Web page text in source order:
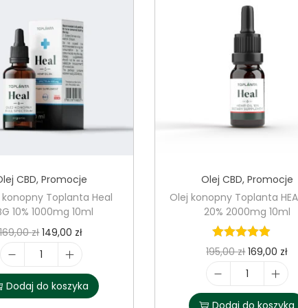
CBD, Promocje
konopny Toplanta Heal
10% 1000mg 10ml
169,00złP
i
e
r
149,00 złA
t
u
l
o
Dodaj do koszyka
Olej CBD, Promocje
Olej konopny Toplanta
20% 2000mg 10ml
195,00złP
i
e
169,00 złA
t
l